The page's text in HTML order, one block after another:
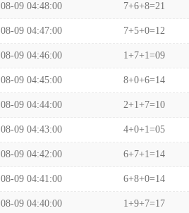
08-09 04:48:00 7+6+8=21
08-09 04:47:00 7+5+0=12
08-09 04:46:00 1+7+1=09
08-09 04:45:00 8+0+6=14
08-09 04:44:00 2+1+7=10
08-09 04:43:00 4+0+1=05
08-09 04:42:00 6+7+1=14
08-09 04:41:00 6+8+0=14
08-09 04:40:00 1+9+7=17